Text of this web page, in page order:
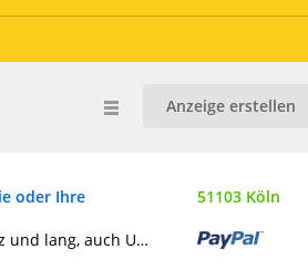
Anzeige erstellen
oder Ihre
Nah und fern, kurz und lang, auch Urlaubsfahrten etc. Bin 45, M, unfallfreier besonnener Fahrer. Kann Sie und Ihr Gepäck transportieren, mit meinem oder Ihrem eigenen Fzg. Biete Zuverlässigkeit und Diskretion, bitte alles anfragen! Raum Köln
51103 Köln